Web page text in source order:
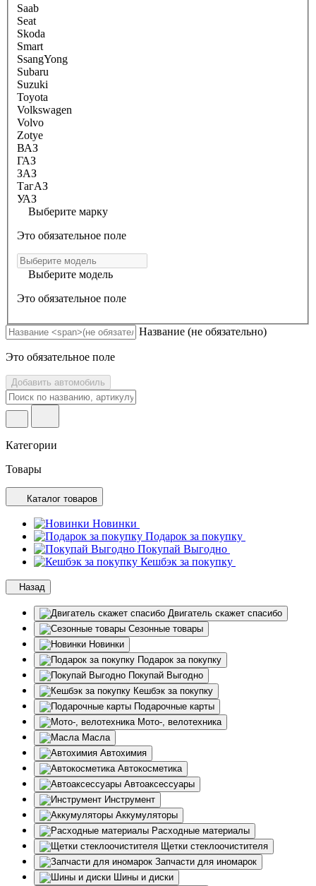
Saab
Seat
Skoda
Smart
SsangYong
Subaru
Suzuki
Toyota
Volkswagen
Volvo
Zotye
ВАЗ
ГАЗ
ЗАЗ
ТагАЗ
УАЗ
Выберите марку
Это обязательное поле
Выберите модель
Это обязательное поле
Название (не обязательно)
Это обязательное поле
Добавить автомобиль
Категории
Товары
Каталог товаров
Новинки
Подарок за покупку
Покупай Выгодно
Кешбэк за покупку
Назад
Двигатель скажет спасибо
Сезонные товары
Новинки
Подарок за покупку
Покупай Выгодно
Кешбэк за покупку
Подарочные карты
Мото-, велотехника
Масла
Автохимия
Автокосметика
Автоаксессуары
Инструмент
Аккумуляторы
Расходные материалы
Щетки стеклоочистителя
Запчасти для иномарок
Шины и диски